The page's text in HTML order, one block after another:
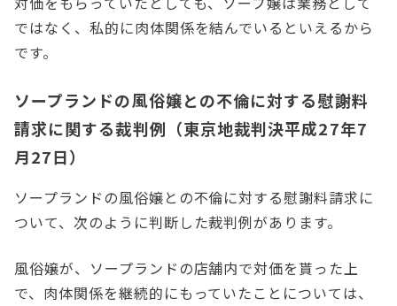
ではなく、私的に肉体関係を結んでいるといえるから
です。
ソープランドの風俗嬢との不倫に対する慰謝料
請求に関する裁判例（東京地裁判決平成27年7
月27日）
ソープランドの風俗嬢との不倫に対する慰謝料請求に
ついて、次のように判断した裁判例があります。
風俗嬢が、ソープランドの店舗内で対価を貰った上
で、肉体関係を継続的にもっていたことについては、